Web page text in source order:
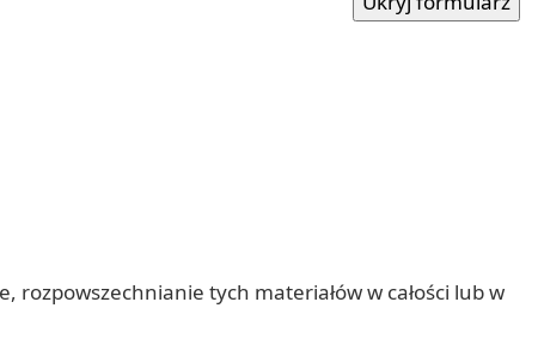
tych materiałów w całości lub w